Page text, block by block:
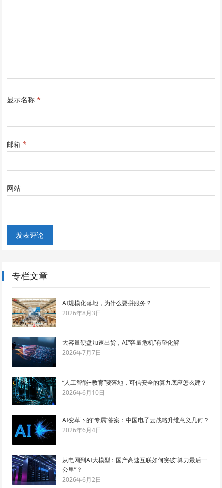
显示名称*
邮箱*
网站
专栏文章
AI规模化落地，为什么要拼服务？
2026年8月3日
大容量硬盘加速出货，AI“容量危机”有望化解
2026年7月7日
“人工智能+教育”要落地，可信安全的算力底座怎么建？
2026年6月10日
AI变革下的“专属”答案：中国电子云战略升维意义几何？
2026年6月4日
从电网到AI大模型：国产高速互联如何突破“算力最后一
公里”？
2026年6月2日